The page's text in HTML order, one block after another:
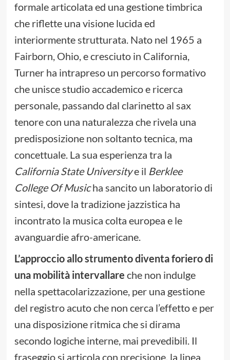
formale articolata ed una gestione timbrica
che riflette una visione lucida ed
interiormente strutturata. Nato nel 1965 a
Fairborn, Ohio, e cresciuto in California,
Turner ha intrapreso un percorso formativo
che unisce studio accademico e ricerca
personale, passando dal clarinetto al sax
tenore con una naturalezza che rivela una
predisposizione non soltanto tecnica, ma
concettuale. La sua esperienza tra la
California State Universitye il Berklee
College Of Musicha sancito un laboratorio di
sintesi, dove la tradizione jazzistica ha
incontrato la musica colta europea e le
avanguardie afro-americane.
L’approccio allo strumento diventa foriero di
una mobilità intervallare che non indulge
nella spettacolarizzazione, per una gestione
del registro acuto che non cerca l’effetto e per
una disposizione ritmica che si dirama
secondo logiche interne, mai prevedibili. Il
fraseggio si articola con precisione, la linea